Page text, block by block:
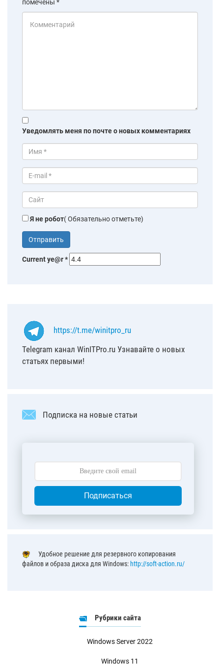
помечены *
Уведомлять меня по почте о новых комментариях
Я не робот( Обязательно отметьте)
Current ye@r*
https://t.me/winitpro_ru
Telegram канал WinITPro.ru Узнавайте о новых
статьях первыми!
Подписка на новые статьи
Подписаться
Удобное решение для резервного копирования
файлов и образа диска для Windows: http://soft-action.ru/
Рубрики сайта
Windows Server 2022
Windows 11